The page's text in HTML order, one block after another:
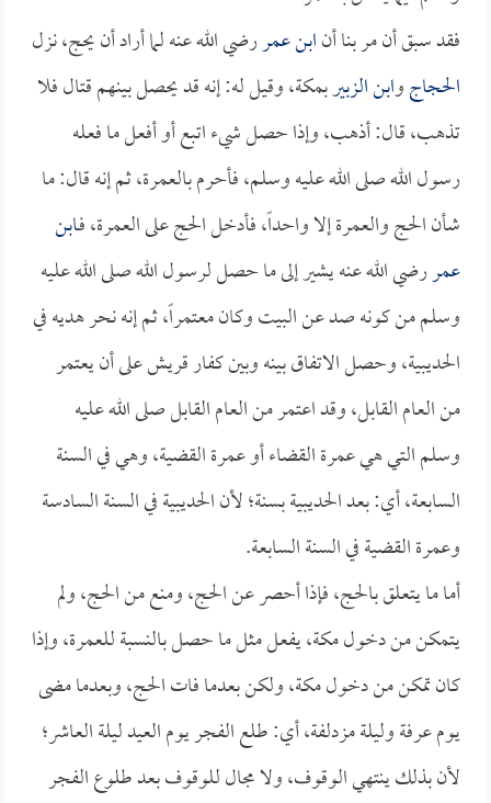
فقد سبق أن مر بنا أنابن عمررضي الله عنه لما أراد أن يحج، نزل
الحجاجوابن الزبيربمكة، وقيل له: إنه قد يحصل بينهم قتال فلا
تذهب، قال: أذهب، وإذا حصل شيء اتبع أو أفعل ما فعله
رسول الله صلى الله عليه وسلم، فأحرم بالعمرة، ثم إنه قال: ما
شأن الحج والعمرة إلا واحداً، فأدخل الحج على العمرة، فـابن
عمررضي الله عنه يشير إلى ما حصل لرسول الله صلى الله عليه
وسلم من كونه صد عن البيت وكان معتمراً، ثم إنه نحر هديه في
الحديبية، وحصل الاتفاق بينه وبين كفار قريش على أن يعتمر
من العام القابل، وقد اعتمر من العام القابل صلى الله عليه
وسلم التي هي عمرة القضاء أو عمرة القضية، وهي في السنة
السابعة، أي: بعد الحديبية بسنة؛ لأن الحديبية في السنة السادسة
وعمرة القضية في السنة السابعة.
أما ما يتعلق بالحج، فإذا أحصر عن الحج، ومنع من الحج، ولم
يتمكن من دخول مكة، يفعل مثل ما حصل بالنسبة للعمرة، وإذا
كان تمكن من دخول مكة، ولكن بعدما فات الحج، وبعدما مضى
يوم عرفة وليلة مزدلفة، أي: طلع الفجر يوم العيد ليلة العاشر؛
لأن بذلك ينتهي الوقوف، ولا مجال للوقوف بعد طلوع الفجر